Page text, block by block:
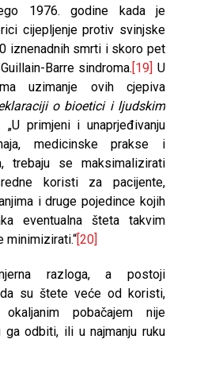
1976. godine kada je
cijepljenje protiv svinjske
iznenadnih smrti i skoro pet
Barre sindroma.[19] U
uzimanje ovih cjepiva
o bioetici i ljudskim
„U primjeni i unaprjeđivanju
medicinske prakse i
trebaju se maksimalizirati
koristi za pacijente,
i druge pojedince kojih
eventualna šteta takvim
minimizirati.“[20]
razloga, a postoji
da su štete veće od koristi,
pobačajem nije
odbiti, ili u najmanju ruku